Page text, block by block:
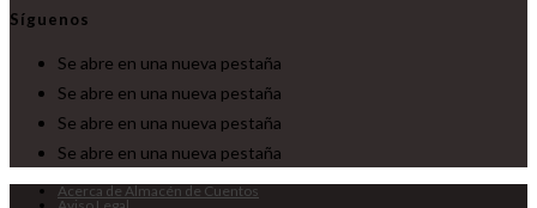
Síguenos
Se abre en una nueva pestaña
Se abre en una nueva pestaña
Se abre en una nueva pestaña
Se abre en una nueva pestaña
Acerca de Almacén de Cuentos